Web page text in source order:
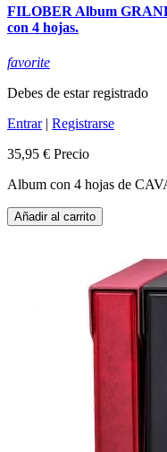
FILOBER Album
con 4 hojas.
favorite
Debes de estar registrado
Entrar| Registrarse
35,95 € Precio
Album con 4 hojas de
Añadir al carrito